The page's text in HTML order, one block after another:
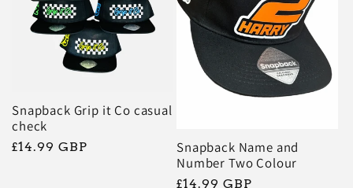
Snapback Grip it Co casual
check
Prix
£14.99 GBP
Snapback Name and
Number Two Colour
Prix
£14.99 GBP